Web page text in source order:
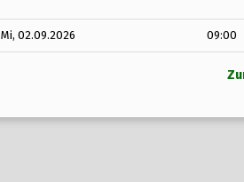
Mi, 02.09.2026 09:00